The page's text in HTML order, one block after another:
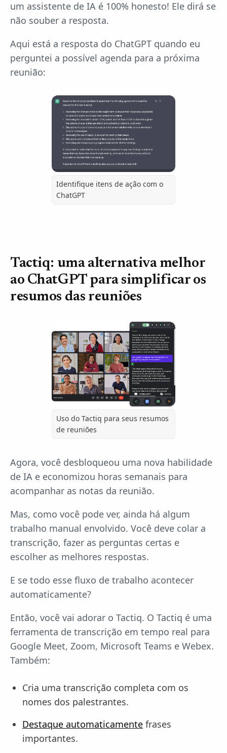
um assistente de IA é 100% honesto! Ele dirá se
não souber a resposta.
Aqui está a resposta do ChatGPT quando eu
perguntei a possível agenda para a próxima
reunião:
Identifique itens de ação com o
ChatGPT
Tactiq: uma alternativa melhor
ao ChatGPT para simplificar os
resumos das reuniões
Uso do Tactiq para seus resumos
de reuniões
Agora, você desbloqueou uma nova habilidade
de IA e economizou horas semanais para
acompanhar as notas da reunião.
Mas, como você pode ver, ainda há algum
trabalho manual envolvido. Você deve colar a
transcrição, fazer as perguntas certas e
escolher as melhores respostas.
E se todo esse fluxo de trabalho acontecer
automaticamente?
Então, você vai adorar o Tactiq. O Tactiq é uma
ferramenta de transcrição em tempo real para
Google Meet, Zoom, Microsoft Teams e Webex.
Também:
Cria uma transcrição completa com os
nomes dos palestrantes.
Destaque automaticamente frases
importantes.